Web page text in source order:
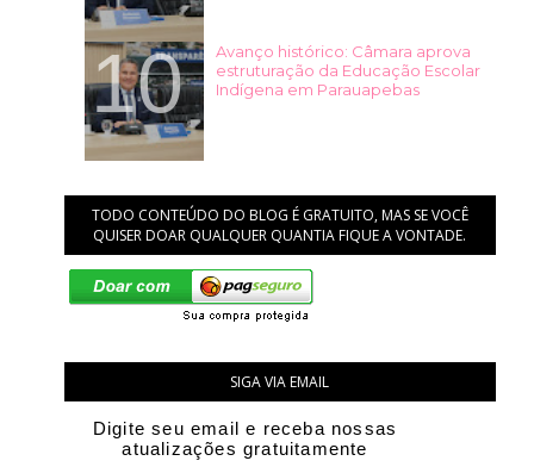
Avanço histórico: Câmara aprova
estruturação da Educação Escolar
Indígena em Parauapebas
TODO CONTEÚDO DO BLOG É GRATUITO, MAS SE VOCÊ
QUISER DOAR QUALQUER QUANTIA FIQUE A VONTADE.
SIGA VIA EMAIL
Digite seu email e receba nossas
atualizações gratuitamente